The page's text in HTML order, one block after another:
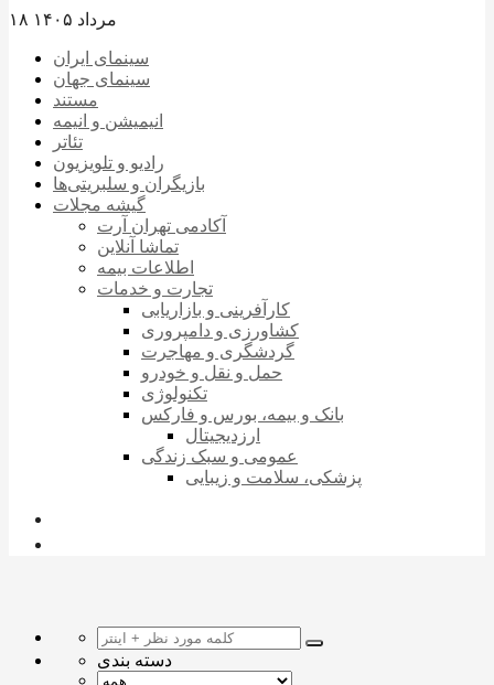
۱۸ مرداد ۱۴۰۵
سینمای ایران
سینمای جهان
مستند
انیمیشن و انیمه
تئاتر
رادیو و تلویزیون
بازیگران و سلبریتی‌ها
گیشه مجلات
آکادمی تهران آرت
تماشا آنلاین
اطلاعات بیمه
تجارت و خدمات
کارآفرینی و بازاریابی
کشاورزی و دامپروری
گردشگری و مهاجرت
حمل و نقل و خودرو
تکنولوژی
بانک و بیمه، بورس و فارکس
ارزدیجیتال
عمومی و سبک زندگی
پزشکی، سلامت و زیبایی
دسته بندی